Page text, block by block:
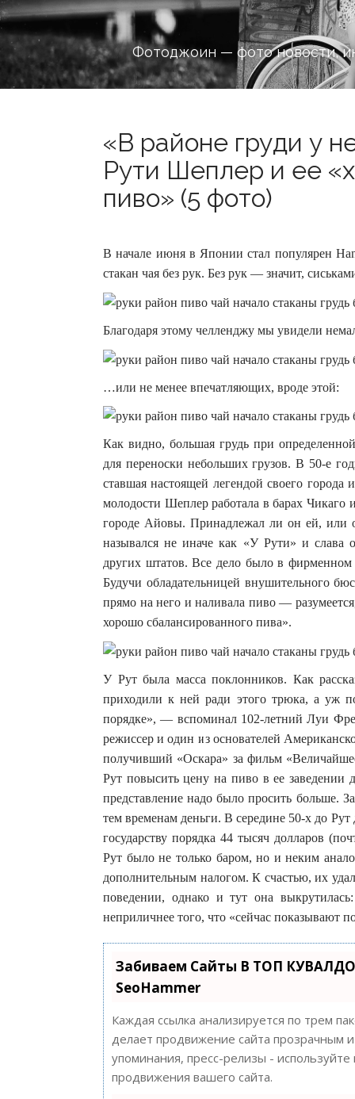
Фотоджоин — фото новости,
«В районе груди у
Рути Шеплер и ее
пиво» (5 фото)
В начале июня в Японии стал популярен
стакан чая без рук. Без рук — значит,
Благодаря этому челленджу мы увидели
…или не менее впечатляющих, вроде этой:
Как видно, большая грудь при
для переноски небольших грузов. В 50-е
ставшая настоящей легендой своего
молодости Шеплер работала в барах
городе Айовы. Принадлежал ли он ей, или
назывался не иначе как «У Рути» и слава
других штатов. Все дело было в фирменном
Будучи обладательницей внушительного
прямо на него и наливала пиво —
хорошо сбалансированного пива».
У Рут была масса поклонников. Как
приходили к ней ради этого трюка, а уж
порядке», — вспоминал 102-летний Луи
режиссер и один из основателей
получивший «Оскара» за фильм
Рут повысить цену на пиво в ее заведении
представление надо было просить больше.
тем временам деньги. В середине 50-х до
государству порядка 44 тысяч долларов
Рут было не только баром, но и неким
дополнительным налогом. К счастью, их
поведении, однако и тут она
неприличнее того, что «сейчас показывают
Забиваем Сайты В ТОП
SeoHammer
Каждая ссылка анализируется по трем
делает продвижение сайта прозрачным
упоминания, пресс-релизы -
продвижения вашего сайта.